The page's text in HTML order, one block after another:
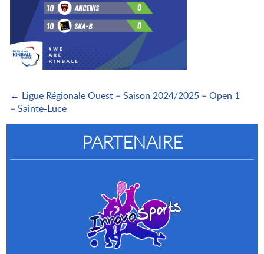
← Ligue Régionale Ouest – Saison 2024/2025 – Open 1
– Sainte-Luce
PARTENAIRE